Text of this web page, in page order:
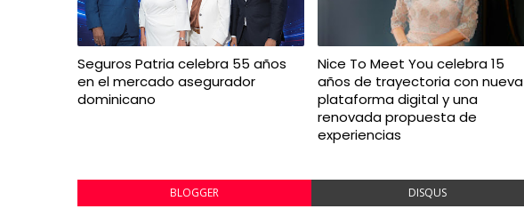
Seguros Patria celebra 55 años
en el mercado asegurador
dominicano
Nice To Meet You celebra 15
años de trayectoria con nueva
plataforma digital y una
renovada propuesta de
experiencias
BLOGGER DISQUS